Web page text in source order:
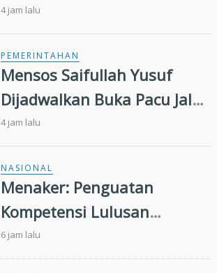
dan Serahkan Bantuan
Nelayan di Pulau Rupat
4 jam lalu
PEMERINTAHAN
Mensos Saifullah Yusuf
Dijadwalkan Buka Pacu Jalur
2026 dan Resmikan Sekolah
Rakyat di Kuansing
4 jam lalu
NASIONAL
Menaker: Penguatan
Kompetensi Lulusan
Perguruan Tinggi Penting
untuk Menjawab Kebutuhan
6 jam lalu